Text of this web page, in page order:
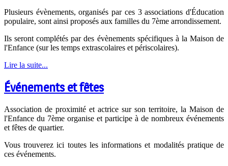
Plusieurs évènements, organisés par ces 3 associations d'Éducation
populaire, sont ainsi proposés aux familles du 7ème arrondissement.
Ils seront complétés par des évènements spécifiques à la Maison de
l'Enfance (sur les temps extrascolaires et périscolaires).
Lire la suite...
Événements et fêtes
Association de proximité et actrice sur son territoire, la Maison de
l'Enfance du 7ème organise et participe à de nombreux événements
et fêtes de quartier.
Vous trouverez ici toutes les informations et modalités pratique de
ces événements.